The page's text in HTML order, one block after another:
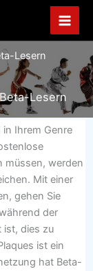
Lesern
Lesern
Ihrem Genre
müssen, werden
Mit einer
gehen Sie
der
ist, dies zu
ist ein
hat Beta-